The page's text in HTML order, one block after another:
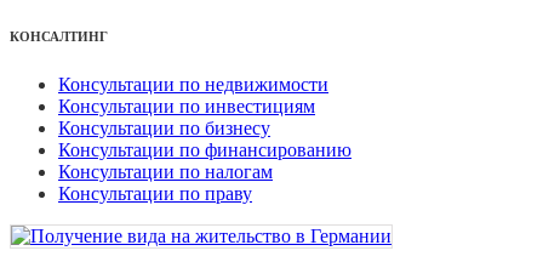
КОНСАЛТИНГ
Консультации по недвижимости
Консультации по инвестициям
Консультации по бизнесу
Консультации по финансированию
Консультации по налогам
Консультации по праву